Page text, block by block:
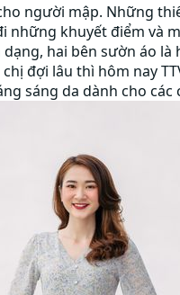
người mập. Những
những khuyết điểm và
hai bên sườn áo
đợi lâu thì hôm nay
sáng da dành cho